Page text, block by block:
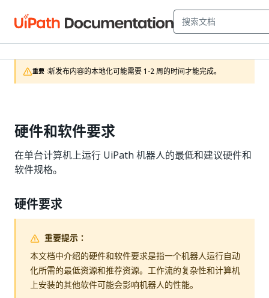
重要 :新发布内容的本地化可能需要 1-2 周的时间才能完成。
硬件和软件要求
在单台计算机上运行 UiPath 机器人的最低和建议硬件和
软件规格。
硬件要求
重要提示：
本文档中介绍的硬件和软件要求是指一个机器人运行自动
化所需的最低资源和推荐资源。工作流的复杂性和计算机
上安装的其他软件可能会影响机器人的性能。